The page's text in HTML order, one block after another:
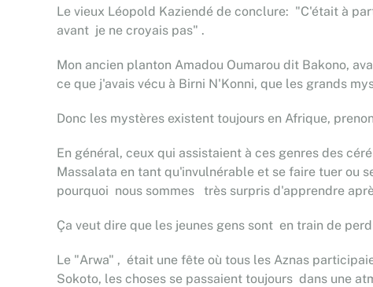
Le vieux Léopold Kaziendé de conclure: "C'était à
avant je ne croyais pas" .
Mon ancien planton Amadou Oumarou dit Bakono,
ce que j'avais vécu à Birni N'Konni, que les grands
Donc les mystères existent toujours en Afrique,
En général, ceux qui assistaient à ces genres des
Massalata en tant qu'invulnérable et se faire tuer ou
pourquoi nous sommes très surpris d'apprendre
Ça veut dire que les jeunes gens sont en train de
Le "Arwa" , était une fête où tous les Aznas
Sokoto, les choses se passaient toujours dans une